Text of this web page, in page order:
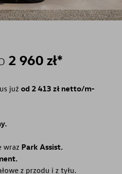
2 960 zł*
już od 2 413 zł netto/m-
wraz Park Assist.
z przodu i z tyłu.